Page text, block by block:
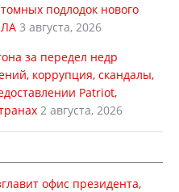
подлодок нового
3 августа, 2026
за передел недр
коррупция, скандалы,
Patriot,
2 августа, 2026